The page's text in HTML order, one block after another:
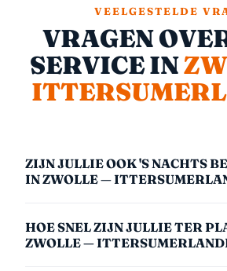
VEELGESTELDE
VRAGEN
SERVICE IN
ZIJN JULLIE OOK 'S NACHTS
IN ZWOLLE —
in het weekend en op feestdagen.
HOE SNEL ZIJN JULLIE TER
ZWOLLE —